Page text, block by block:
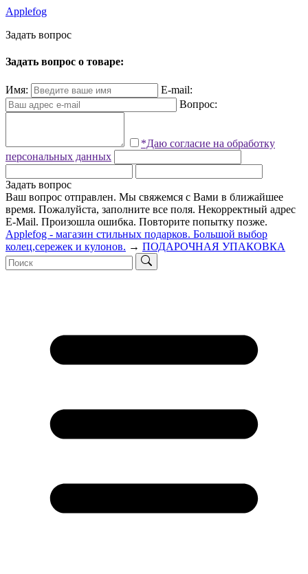
Applefog
Задать вопрос
Задать вопрос о товаре:
Имя:
E-mail:
Вопрос:
*Даю согласие на обработку
персональных данных
Задать вопрос
Ваш вопрос отправлен. Мы свяжемся с Вами в ближайшее
время. Пожалуйста, заполните все поля. Некорректный адрес
E-Mail. Произошла ошибка. Повторите попытку позже.
Applefog - магазин стильных подарков. Большой выбор
колец,сережек и кулонов. → ПОДАРОЧНАЯ УПАКОВКА